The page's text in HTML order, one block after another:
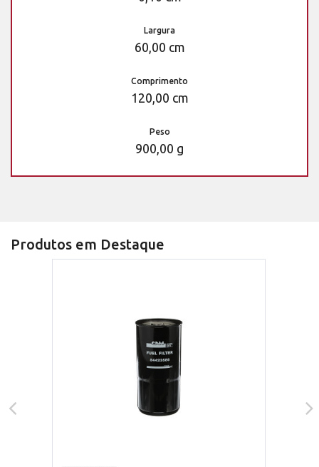
Largura
60,00 cm
Comprimento
120,00 cm
Peso
900,00 g
Produtos em Destaque